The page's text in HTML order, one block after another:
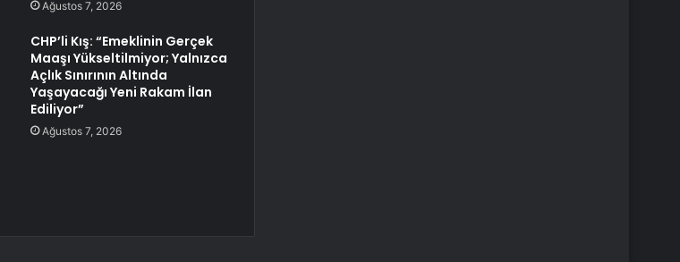
Ağustos 7, 2026
CHP’li Kış: “Emeklinin Gerçek
Maaşı Yükseltilmiyor; Yalnızca
Açlık Sınırının Altında
Yaşayacağı Yeni Rakam İlan
Ediliyor”
Ağustos 7, 2026